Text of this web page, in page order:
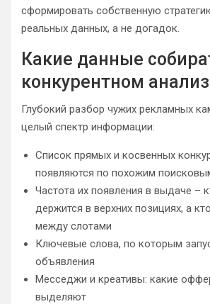
сформировать собственную
реальных данных, а не догадок.
Какие данные
конкурентном
Глубокий разбор чужих рекламных
целый спектр информации:
Список прямых и косвенных
появляются по похожим
Частота их появления в выдаче –
держится в верхних позициях, а
между слотами
Ключевые слова, по которым
объявления
Месседжи и креативы: какие
выделяют